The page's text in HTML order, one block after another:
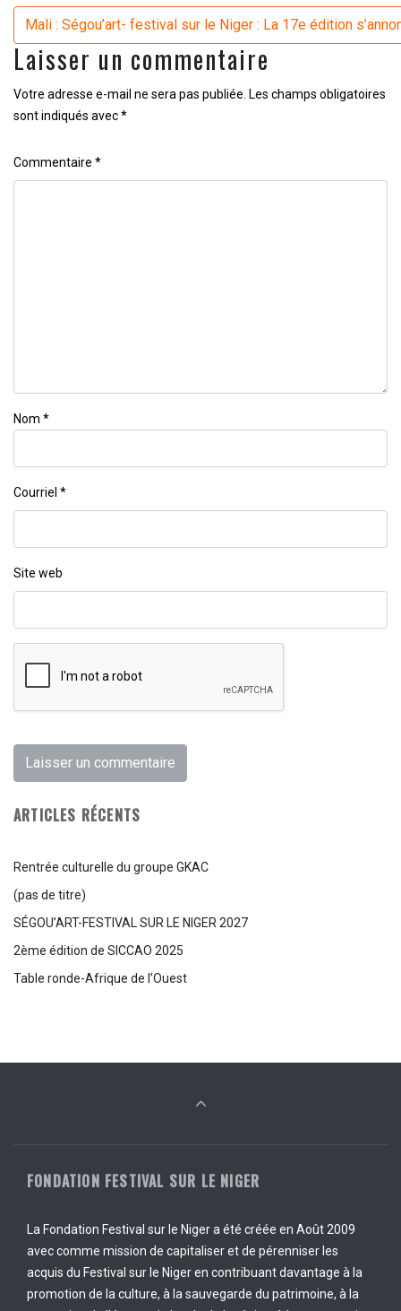
Navigation
Mali : Ségou’art- festival sur le Niger : La 17e édition
Laisser un commentaire
Votre adresse e-mail ne sera pas publiée. Les champs obligatoires
sont indiqués avec*
Commentaire *
Nom *
Courriel *
Site web
ARTICLES RÉCENTS
Rentrée culturelle du groupe GKAC
(pas de titre)
SÉGOU’ART-FESTIVAL SUR LE NIGER 2027
2ème édition de SICCAO 2025
Table ronde-Afrique de l’Ouest
FONDATION FESTIVAL SUR LE NIGER
La Fondation Festival sur le Niger a été créée en Août 2009
avec comme mission de capitaliser et de pérenniser les
acquis du Festival sur le Niger en contribuant davantage à la
promotion de la culture, à la sauvegarde du patrimoine, à la